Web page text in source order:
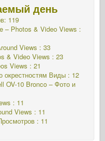
день
119
– Photos & Video Views :
Views : 33
& Video Views : 23
Views : 21
окрестностям Виды : 12
OV-10 Bronco – Фото и
: 11
Views : 11
: 11